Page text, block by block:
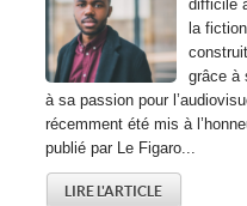
difficile
la
grâce à
à sa passion pour
récemment été mis à
publié par Le Figaro...
LIRE L'ARTICLE